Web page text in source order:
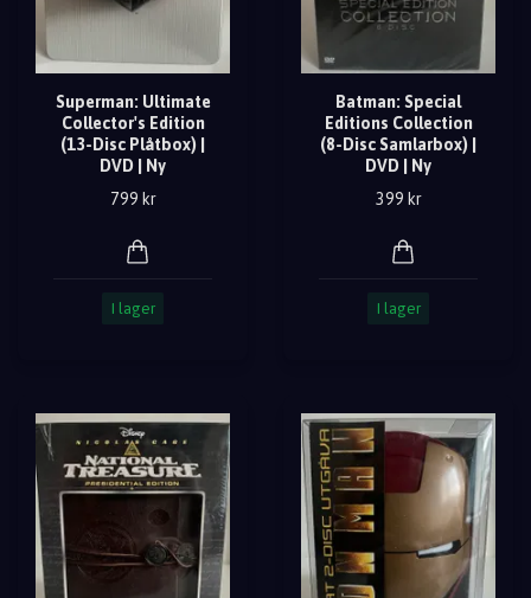
Superman: Ultimate
Collector's Edition
(13-Disc Plåtbox) |
DVD | Ny
799 kr
I lager
Batman: Special
Editions Collection
(8-Disc Samlarbox) |
DVD | Ny
399 kr
I lager